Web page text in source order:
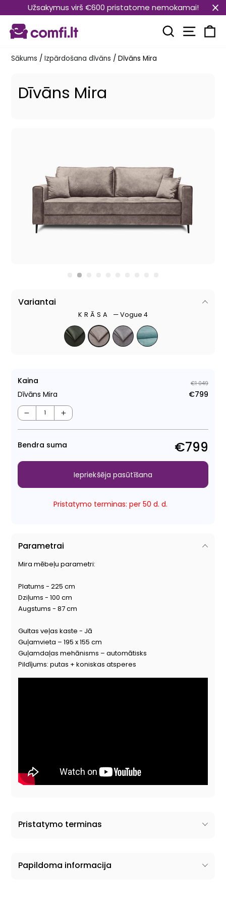
uz
saturu
Užsakymus virš €600 pristatome nemokamai!
Meklēt
Sākums / Izpārdošana dīvāns / Dīvāns Mira
Dīvāns Mira
Variantai
KRĀSA —Vogue 4
Kaina
Dīvāns Mira
€1 049
€799
− +
Bendra suma €799
Pristatymo terminas: per 50 d. d.
Iepriekšēja pasūtīšana
Parametrai
Mira mēbeļu parametri:
Platums - 225 cm
Dziļums - 100 cm
Augstums - 87 cm
Gultas veļas kaste - Jā
Guļamvieta – 195 x 155 cm
Guļamdaļas mehānisms – automātisks
Pildījums: putas + koniskas atsperes
Pristatymo terminas
Papildoma informacija